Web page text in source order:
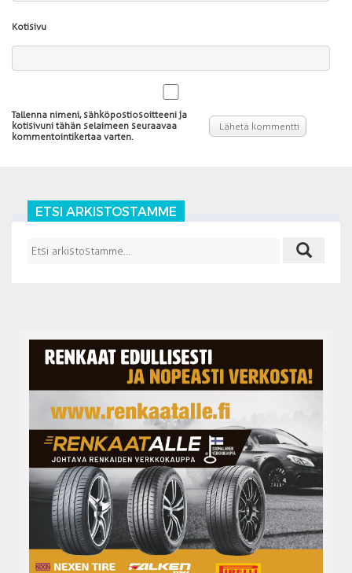
Kotisivu
Tallenna nimeni, sähköpostiosoitteeni ja
kotisivuni tähän selaimeen seuraavaa
kommentointikertaa varten.
ETSI ARKISTOSTAMME